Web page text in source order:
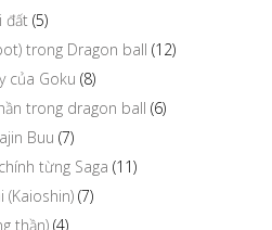
đất (5)
trong Dragon ball (12)
của Goku (8)
trong dragon ball (6)
Buu (7)
từng Saga (11)
(Kaioshin) (7)
thần) (4)